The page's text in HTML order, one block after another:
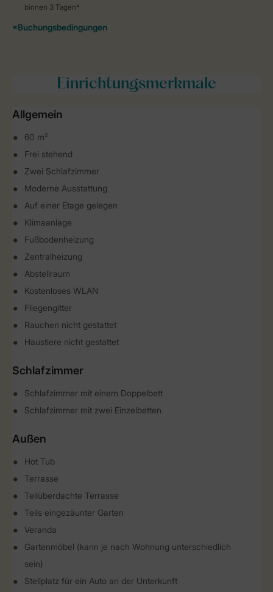
Einrichtungsmerkmale
Allgemein
60 m²
Frei stehend
Zwei Schlafzimmer
Moderne Ausstattung
Auf einer Etage gelegen
Klimaanlage
Fußbodenheizung
Zentralheizung
Abstellraum
Kostenloses WLAN
Fliegengitter
Rauchen nicht gestattet
Haustiere nicht gestattet
Schlafzimmer
Schlafzimmer mit einem Doppelbett
Schlafzimmer mit zwei Einzelbetten
Außen
Hot Tub
Terrasse
Teilüberdachte Terrasse
Teils eingezäunter Garten
Veranda
Gartenmöbel (kann je nach Wohnung unterschiedlich
sein)
Stellplatz für ein Auto an der Unterkunft